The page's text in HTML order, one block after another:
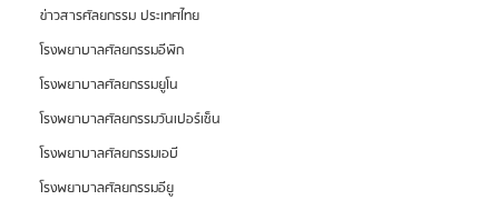
ข่าวสารศัลยกรรม ประเทศไทย
โรงพยาบาลศัลยกรรมอีพิก
โรงพยาบาลศัลยกรรมยูโน
โรงพยาบาลศัลยกรรมวันเปอร์เซ็น
โรงพยาบาลศัลยกรรมเอบี
โรงพยาบาลศัลยกรรมอียู